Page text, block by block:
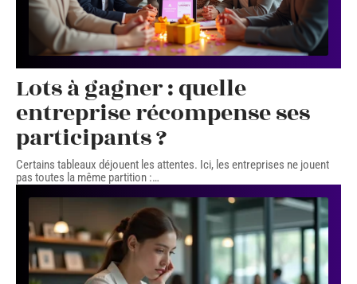
Lots à gagner : quelle
entreprise récompense ses
participants ?
Certains tableaux déjouent les attentes. Ici, les entreprises ne jouent
pas toutes la même partition :…